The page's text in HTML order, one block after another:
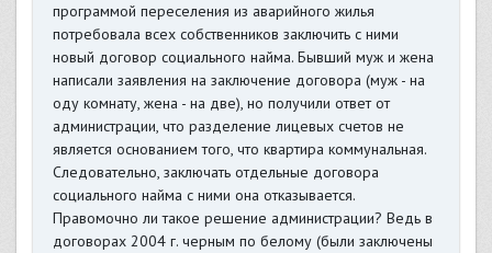
программой переселения из аварийного жилья
потребовала всех собственников заключить с ними
новый договор социального найма. Бывший муж и жена
написали заявления на заключение договора (муж - на
оду комнату, жена - на две), но получили ответ от
администрации, что разделение лицевых счетов не
является основанием того, что квартира коммунальная.
Следовательно, заключать отдельные договора
социального найма с ними она отказывается.
Правомочно ли такое решение администрации? Ведь в
договорах 2004 г. черным по белому (были заключены